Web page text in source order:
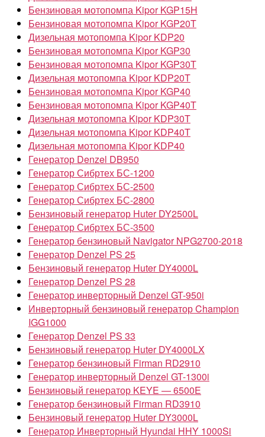
Бензиновая мотопомпа Kipor KGP15H
Бензиновая мотопомпа Kipor KGP20T
Дизельная мотопомпа Kipor KDP20
Бензиновая мотопомпа Kipor KGP30
Бензиновая мотопомпа Kipor KGP30T
Дизельная мотопомпа Kipor KDP20T
Бензиновая мотопомпа Kipor KGP40
Бензиновая мотопомпа Kipor KGP40T
Дизельная мотопомпа Kipor KDP30T
Дизельная мотопомпа Kipor KDP40T
Дизельная мотопомпа Kipor KDP40
Генератор Denzel DB950
Генератор Сибртех БС-1200
Генератор Сибртех БС-2500
Генератор Сибртех БС-2800
Бензиновый генератор Huter DY2500L
Генератор Сибртех БС-3500
Генератор бензиновый Navigator NPG2700-2018
Генератор Denzel PS 25
Бензиновый генератор Huter DY4000L
Генератор Denzel PS 28
Генератор инверторный Denzel GT-950i
Инверторный бензиновый генератор Champion
IGG1000
Генератор Denzel PS 33
Бензиновый генератор Huter DY4000LX
Генератор бензиновый Firman RD2910
Генератор инверторный Denzel GT-1300i
Бензиновый генератор KEYE — 6500E
Генератор бензиновый Firman RD3910
Бензиновый генератор Huter DY3000L
Генератор Инверторный Hyundai HHY 1000Si